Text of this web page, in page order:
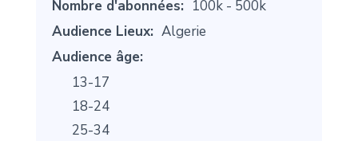
Nombre d'abonnées: 100k - 500k
Audience Lieux: Algerie
Audience âge:
13-17
18-24
25-34